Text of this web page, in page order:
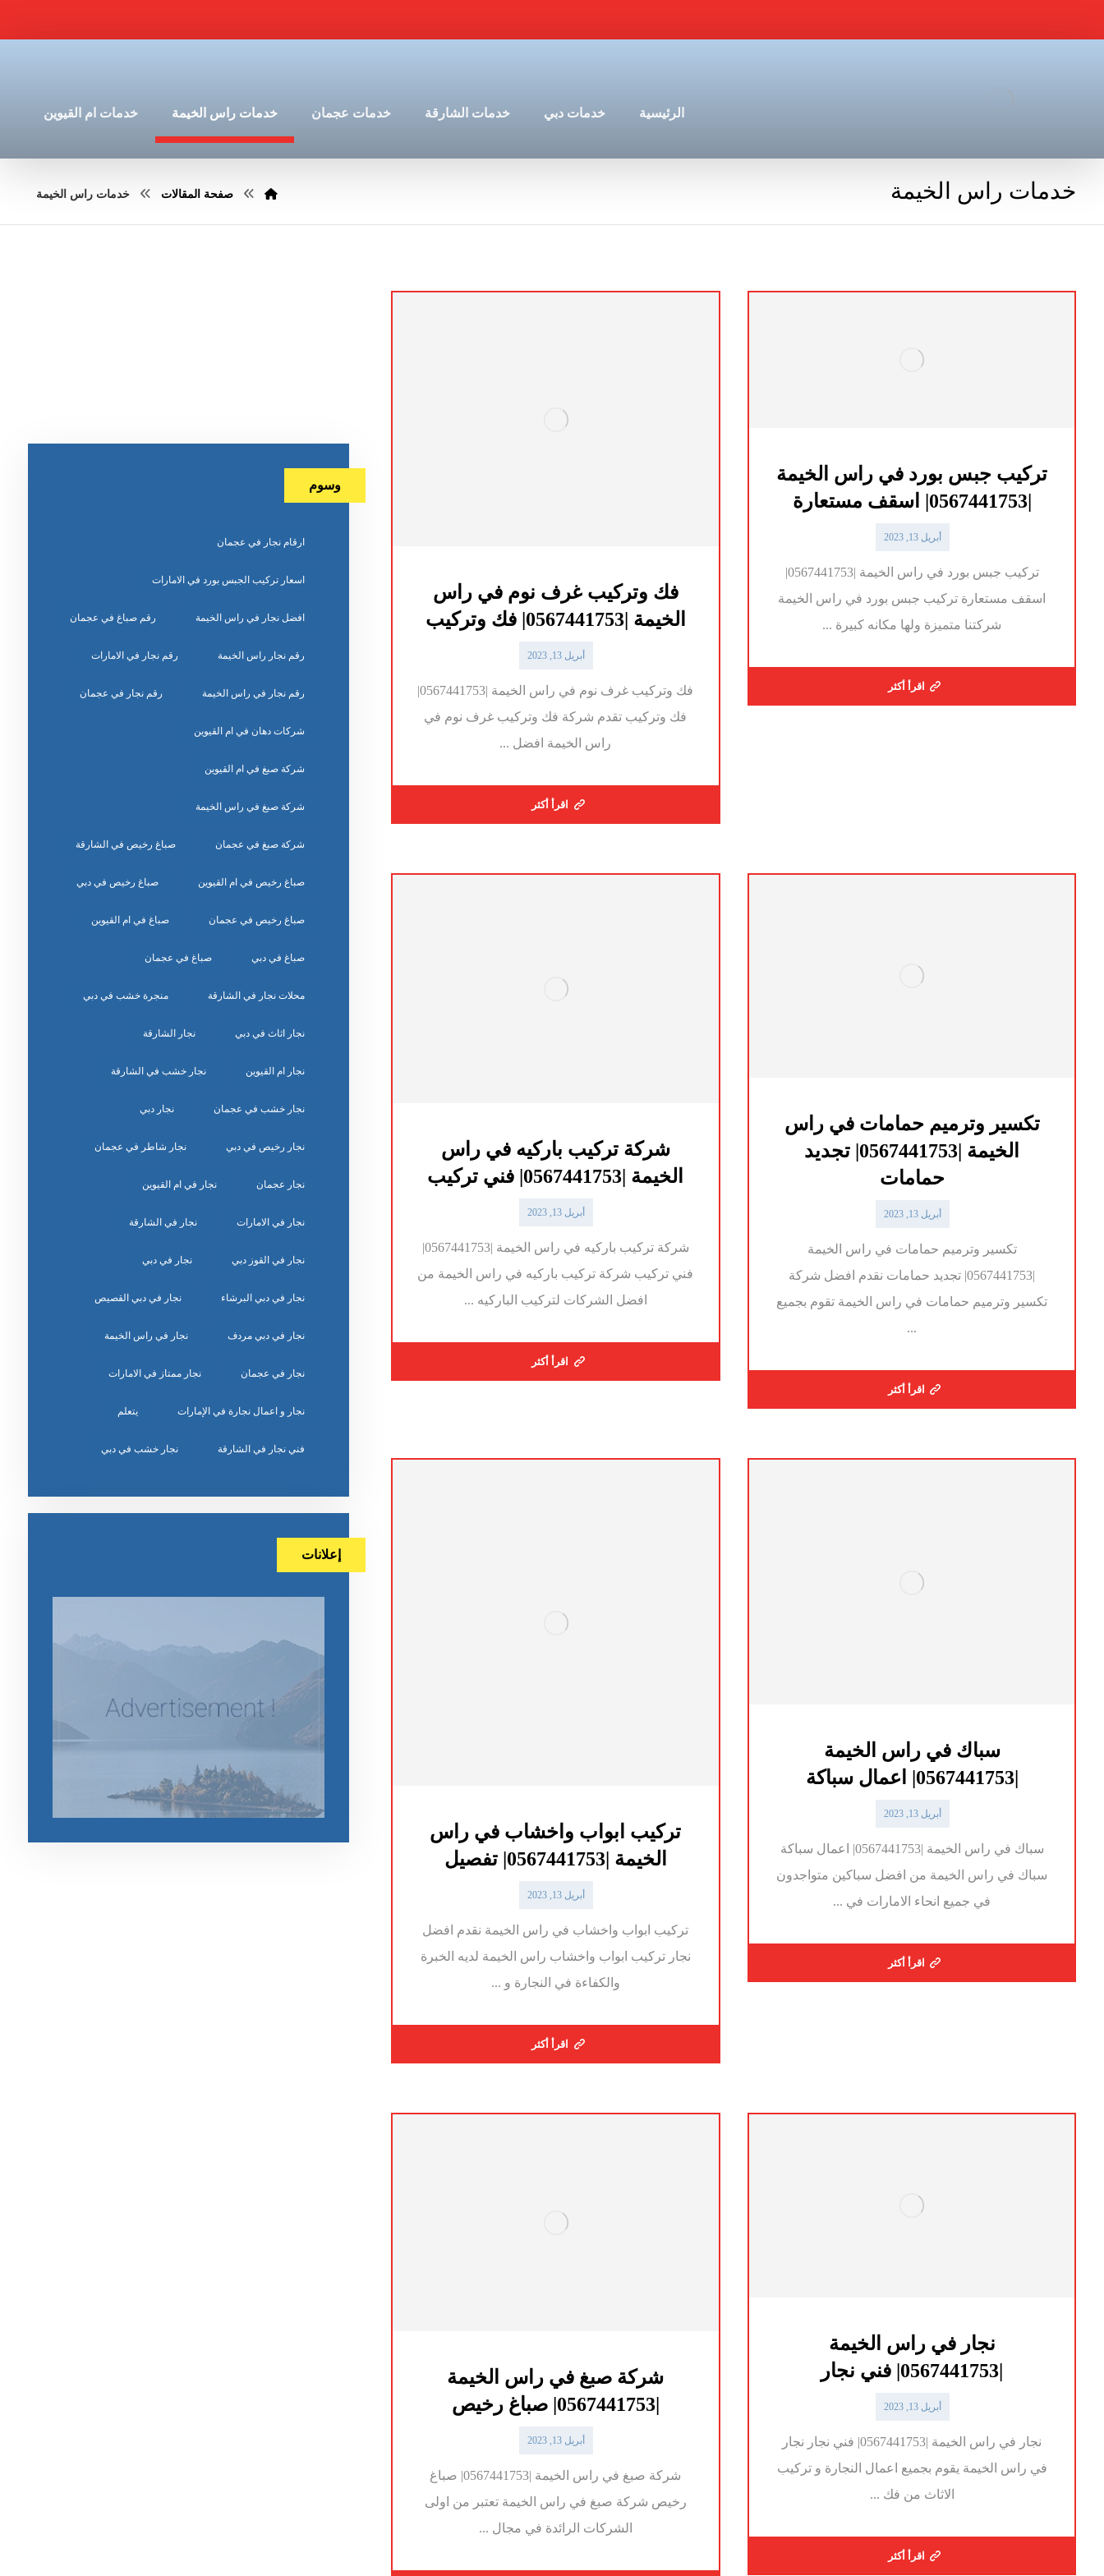
الرئيسية خدمات دبي خدمات الشارقة خدمات عجمان خدمات راس الخيمة خدمات ام القيوين
خدمات راس الخيمة صفحة المقالات خدمات راس الخيمة
تركيب جبس بورد في راس الخيمة
|0567441753| اسقف مستعارة
أبريل 13, 2023
تركيب جبس بورد في راس الخيمة |0567441753|
اسقف مستعارة تركيب جبس بورد في راس الخيمة
شركتنا متميزة ولها مكانه كبيرة ...
اقرأ أكثر
فك وتركيب غرف نوم في راس
الخيمة |0567441753| فك وتركيب
أبريل 13, 2023
فك وتركيب غرف نوم في راس الخيمة |0567441753|
فك وتركيب تقدم شركة فك وتركيب غرف نوم في
راس الخيمة افضل ...
اقرأ أكثر
تكسير وترميم حمامات في راس
الخيمة |0567441753| تجديد
حمامات
أبريل 13, 2023
تكسير وترميم حمامات في راس الخيمة
|0567441753| تجديد حمامات نقدم افضل شركة
تكسير وترميم حمامات في راس الخيمة تقوم بجميع
...
اقرأ أكثر
شركة تركيب باركيه في راس
الخيمة |0567441753| فني تركيب
أبريل 13, 2023
شركة تركيب باركيه في راس الخيمة |0567441753|
فني تركيب شركة تركيب باركيه في راس الخيمة من
افضل الشركات لتركيب الباركيه ...
اقرأ أكثر
سباك في راس الخيمة
|0567441753| اعمال سباكة
أبريل 13, 2023
سباك في راس الخيمة |0567441753| اعمال سباكة
سباك في راس الخيمة من افضل سباكين متواجدون
في جميع انحاء الامارات في ...
اقرأ أكثر
تركيب ابواب واخشاب في راس
الخيمة |0567441753| تفصيل
أبريل 13, 2023
تركيب ابواب واخشاب في راس الخيمة نقدم افضل
نجار تركيب ابواب واخشاب راس الخيمة لديه الخبرة
والكفاءة في النجارة و ...
اقرأ أكثر
نجار في راس الخيمة
|0567441753| فني نجار
أبريل 13, 2023
نجار في راس الخيمة |0567441753| فني نجار نجار
في راس الخيمة يقوم بجميع اعمال النجارة و تركيب
الاثاث من فك ...
اقرأ أكثر
شركة صبغ في راس الخيمة
|0567441753| صباغ رخيص
أبريل 13, 2023
شركة صبغ في راس الخيمة |0567441753| صباغ
رخيص شركة صبغ في راس الخيمة تعتبر من اولى
الشركات الرائدة في مجال ...
وسوم
ارقام نجار في عجمان
اسعار تركيب الجبس بورد في الامارات
افضل نجار في راس الخيمة رقم صباغ في عجمان
رقم نجار راس الخيمة رقم نجار في الامارات
رقم نجار في راس الخيمة رقم نجار في عجمان
شركات دهان في ام القيوين
شركة صبغ في ام القيوين
شركة صبغ في راس الخيمة
شركة صبغ في عجمان صباغ رخيص في الشارقة
صباغ رخيص في ام القيوين صباغ رخيص في دبي
صباغ رخيص في عجمان صباغ في ام القيوين
صباغ في دبي صباغ في عجمان
محلات نجار في الشارقة منجرة خشب في دبي
نجار اثاث في دبي نجار الشارقة
نجار ام القيوين نجار خشب في الشارقة
نجار خشب في عجمان نجار دبي
نجار رخيص في دبي نجار شاطر في عجمان
نجار عجمان نجار في ام القيوين
نجار في الامارات نجار في الشارقة
نجار في القوز دبي نجار في دبي
نجار في دبي البرشاء نجار في دبي القصيص
نجار في دبي مردف نجار في راس الخيمة
نجار في عجمان نجار ممتاز في الامارات
نجار و اعمال نجارة في الإمارات يتعلم
‏نجار خشب في دبي
إعلانات